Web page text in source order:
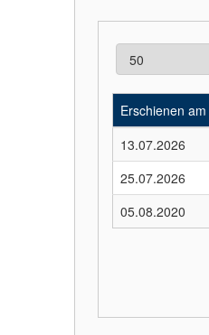
Erschienen am
13.07.2026
25.07.2026
05.08.2020